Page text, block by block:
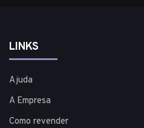
LINKS
Ajuda
A Empresa
Como revender